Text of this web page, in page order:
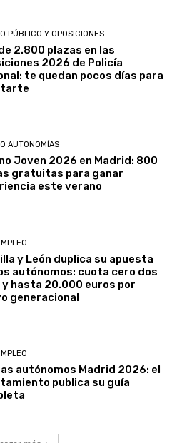
PÚBLICO Y OPOSICIONES
2.800 plazas en las
2026 de Policía
te quedan pocos días para
AUTONOMÍAS
Joven 2026 en Madrid: 800
gratuitas para ganar
este verano
y León duplica su apuesta
autónomos: cuota cero dos
y hasta 20.000 euros por
generacional
autónomos Madrid 2026: el
publica su guía